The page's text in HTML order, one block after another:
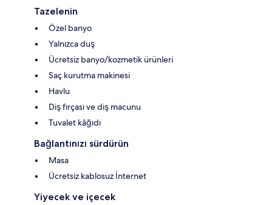
Tazelenin
Özel banyo
Yalnızca duş
Ücretsiz banyo/kozmetik ürünleri
Saç kurutma makinesi
Havlu
Diş fırçası ve diş macunu
Tuvalet kâğıdı
Bağlantınızı sürdürün
Masa
Ücretsiz kablosuz İnternet
Yiyecek ve içecek